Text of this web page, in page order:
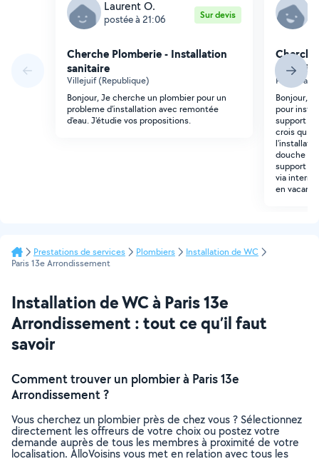
Laurent O.
postée à 21:06 Sur devis
Cherche Plomberie - Installation
sanitaire
Villejuif (Republique)
Bonjour, Je cherche un plombier pour un
probleme d'installation avec remontée
d'eau. J'étudie vos propositions.
sanitaire
Paris
Bonjour,
pour
support et
crois qu il
douche
support
via
en
Prestations de services Plombiers
Installation de WC
Paris 13e Arrondissement
Installation de WC à Paris 13e
Arrondissement : tout ce qu’il faut
savoir
Comment trouver un plombier à Paris 13e
Arrondissement ?
Vous cherchez un plombier près de chez vous ? Sélectionnez
directement les offreurs de votre choix ou postez votre
demande auprès de tous les membres à proximité de votre
localisation. AlloVoisins vous met en relation avec tous les